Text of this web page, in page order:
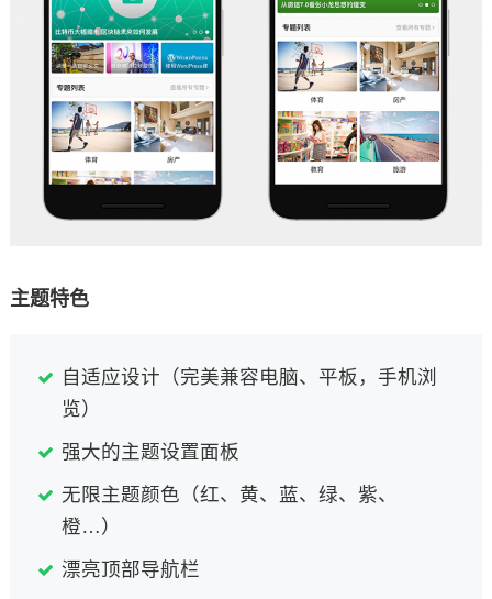
主题特色
自适应设计（完美兼容电脑、平板，手机浏
览）
强大的主题设置面板
无限主题颜色（红、黄、蓝、绿、紫、
橙…）
漂亮顶部导航栏